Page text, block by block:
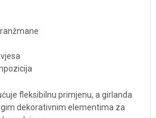
fleksibilnu primjenu, a girlanda
dekorativnim elementima za